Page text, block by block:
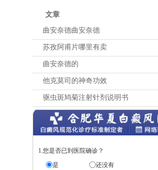
文章
曲安奈德曲安奈德
苏孜阿甫片哪里有卖
曲安奈德的
他克莫司的神奇功效
驱虫斑鸠菊注射针剂说明书
1.您是否已到医院确诊？
是
还没有